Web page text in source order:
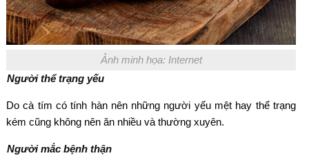
Ảnh minh họa: Internet
Người thể trạng yếu
Do cà tím có tính hàn nên những người yếu mệt hay thể trạng
kém cũng không nên ăn nhiều và thường xuyên.
Người mắc bệnh thận